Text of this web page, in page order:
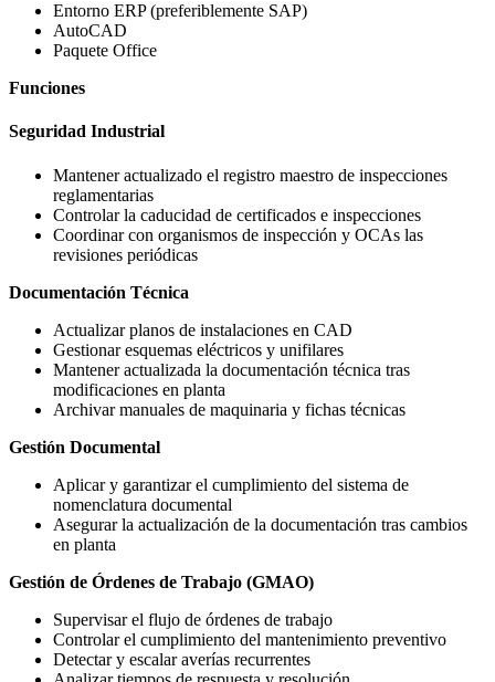
Entorno ERP (preferiblemente SAP)
AutoCAD
Paquete Office
Funciones
Seguridad Industrial
Mantener actualizado el registro maestro de inspecciones
reglamentarias
Controlar la caducidad de certificados e inspecciones
Coordinar con organismos de inspección y OCAs las
revisiones periódicas
Documentación Técnica
Actualizar planos de instalaciones en CAD
Gestionar esquemas eléctricos y unifilares
Mantener actualizada la documentación técnica tras
modificaciones en planta
Archivar manuales de maquinaria y fichas técnicas
Gestión Documental
Aplicar y garantizar el cumplimiento del sistema de
nomenclatura documental
Asegurar la actualización de la documentación tras cambios
en planta
Gestión de Órdenes de Trabajo (GMAO)
Supervisar el flujo de órdenes de trabajo
Controlar el cumplimiento del mantenimiento preventivo
Detectar y escalar averías recurrentes